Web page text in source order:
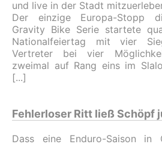
und live in der Stadt
Der einzige Europa-Stopp
Gravity Bike Serie startete
Nationalfeiertag mit vier
Vertreter bei vier
zweimal auf Rang eins im
Fehlerloser Ritt ließ Schöpf
Dass eine Enduro-Saison in